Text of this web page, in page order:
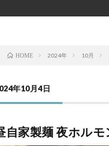
HOME 2024年 10月
2024年10月4日
自家製麺 夜ホル